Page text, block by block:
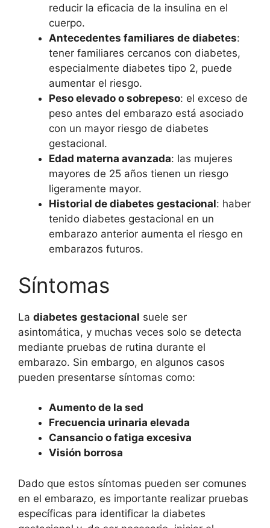
reducir la eficacia de la insulina en el
cuerpo.
Antecedentes familiares de diabetes:
tener familiares cercanos con diabetes,
especialmente diabetes tipo 2, puede
aumentar el riesgo.
Peso elevado o sobrepeso: el exceso de
peso antes del embarazo está asociado
con un mayor riesgo de diabetes
gestacional.
Edad materna avanzada: las mujeres
mayores de 25 años tienen un riesgo
ligeramente mayor.
Historial de diabetes gestacional: haber
tenido diabetes gestacional en un
embarazo anterior aumenta el riesgo en
embarazos futuros.
Síntomas
La diabetes gestacional suele ser
asintomática, y muchas veces solo se detecta
mediante pruebas de rutina durante el
embarazo. Sin embargo, en algunos casos
pueden presentarse síntomas como:
Aumento de la sed
Frecuencia urinaria elevada
Cansancio o fatiga excesiva
Visión borrosa
Dado que estos síntomas pueden ser comunes
en el embarazo, es importante realizar pruebas
específicas para identificar la diabetes